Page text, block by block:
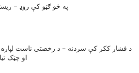
په څو ګڼو کې روډ -
د فشار ککر کې سردنه - د رخصتي ناست لپاره
او چټک